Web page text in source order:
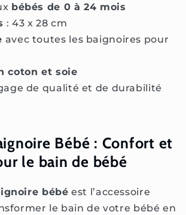
bébés de 0 à 24 mois
: 43 x 28 cm
avec toutes les baignoires pour
coton et soie
de qualité et de durabilité
Bébé : Confort et
le bain de bébé
bébé est l’accessoire
le bain de votre bébé en